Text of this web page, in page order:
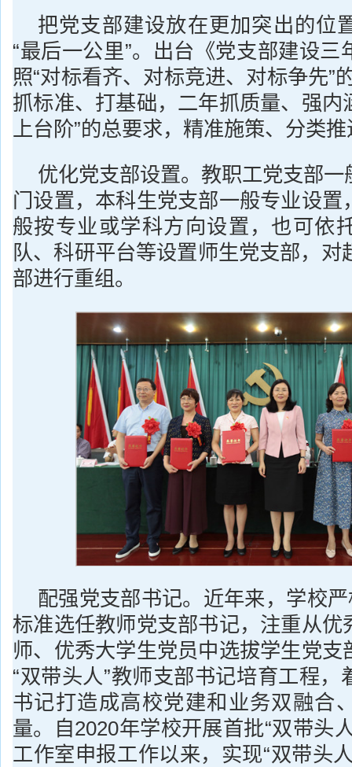
把党支部建设放在更加突出的位
“最后一公里”。出台《党支部建设三
照“对标看齐、对标竞进、对标争先”
抓标准、打基础，二年抓质量、强内
上台阶”的总要求，精准施策、分类推
优化党支部设置。教职工党支部
门设置，本科生党支部一般专业设置
般按专业或学科方向设置，也可依
队、科研平台等设置师生党支部，对
部进行重组。
配强党支部书记。近年来，学校严
标准选任教师党支部书记，注重从优
师、优秀大学生党员中选拔学生党支
“双带头人”教师支部书记培育工程，
书记打造成高校党建和业务双融合
量。自2020年学校开展首批“双带头
工作室申报工作以来，实现“双带头